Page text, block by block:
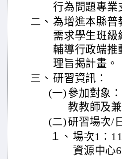
行為問題專業
二、 為增進本縣普
需求學生班級
輔導行政端推
理旨揭計畫。
三、 研習資訊：
(一) 參加對象
教教師及
(二)研習場次/
１、 場次1：
資源中心